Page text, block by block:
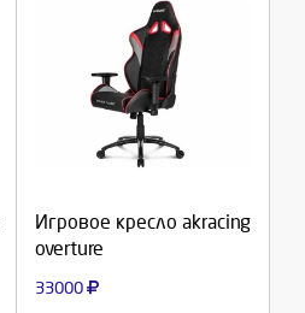
Игровое кресло akracing
overture
33000
Выберите количество: